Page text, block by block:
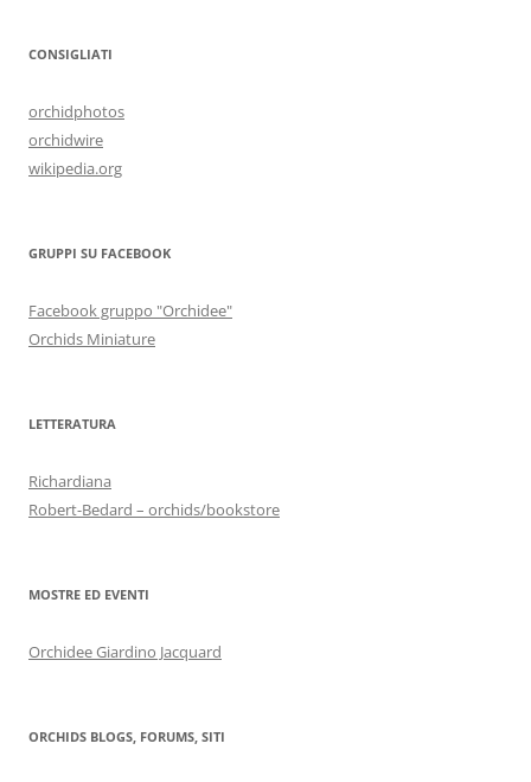
CONSIGLIATI
orchidphotos
orchidwire
wikipedia.org
GRUPPI SU FACEBOOK
Facebook gruppo "Orchidee"
Orchids Miniature
LETTERATURA
Richardiana
Robert-Bedard – orchids/bookstore
MOSTRE ED EVENTI
Orchidee Giardino Jacquard
ORCHIDS BLOGS, FORUMS, SITI